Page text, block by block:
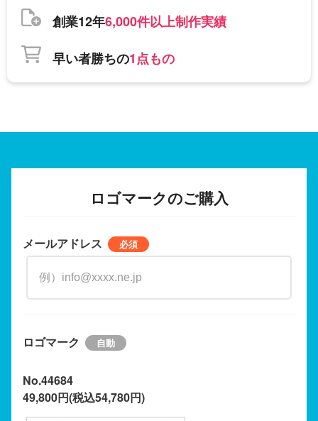
創業12年6,000件以上制作実績
早い者勝ちの1点もの
ロゴマークのご購入
メールアドレス
ロゴマーク
No.44684
49,800円(税込54,780円)